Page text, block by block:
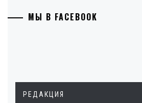
МЫ В FACEBOOK
РЕДАКЦИЯ